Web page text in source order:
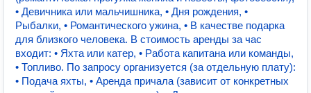
• Девичника или мальчишника, • Дня рождения, •
Рыбалки, • Романтического ужина, • В качестве подарка
для близкого человека. В стоимость аренды за час
входит: • Яхта или катер, • Работа капитана или команды,
• Топливо. По запросу организуется (за отдельную плату):
• Подача яхты, • Аренда причала (зависит от конкретных